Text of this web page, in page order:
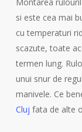
Montarea
si este cea mai
cu temperaturi
scazute, toate
termen lung.
unui snur de
manivele. Ce
Cluj fata de alte